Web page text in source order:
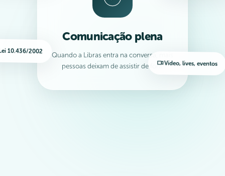
Comunicação plena
Quando a Libras entra na conversa, mais
pessoas deixam de assistir de fora.
10.436/2002
Vídeo, lives, eventos